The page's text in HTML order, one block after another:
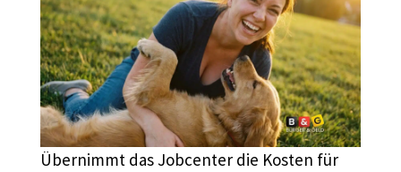
Übernimmt das Jobcenter die Kosten für